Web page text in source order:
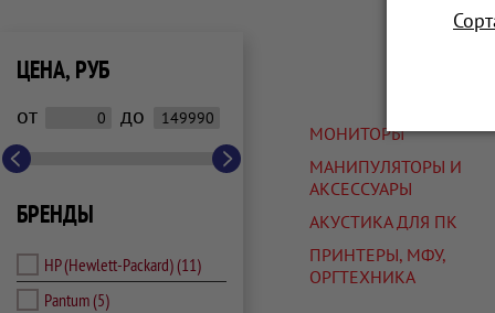
ЦЕНА, РУБ
от до
БРЕНДЫ
HP (Hewlett-Packard)(11)
Pantum(5)
МОНИТОРЫ
МАНИПУЛЯТОРЫ И
АКСЕССУАРЫ
АКУСТИКА ДЛЯ ПК
ПРИНТЕРЫ, МФУ,
ОРГТЕХНИКА